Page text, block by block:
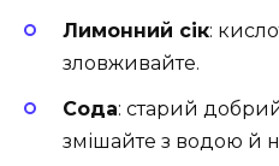
Лимонний сік:
зловживайте.
Сода: старий
змішайте з водою й